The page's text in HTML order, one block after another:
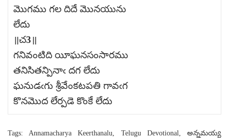
మొగము గల దిదే మొనయును
లేదు
॥చ3॥
గనివంటిది యీఘనసంసారము
తనిసితన్పినాఁ దగ లేదు
ఘనుడఁగు శ్రీవేంకటపతి గావఁగ
కొనమొద లేర్పడె కొంకే లేదు
Tags: Annamacharya Keerthanalu, Telugu Devotional, అన్నమయ్య